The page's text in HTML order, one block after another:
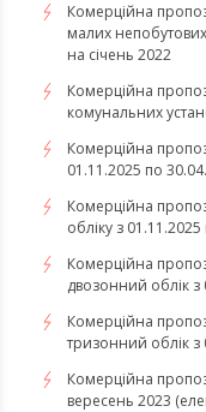
Комерційна
малих
на січень 2022
Комерційна
комунальних
Комерційна
01.11.2025 по
Комерційна
обліку з
Комерційна
двозонний облік
Комерційна
тризонний облік з
​​​​​​​Комерційна
вересень 2023